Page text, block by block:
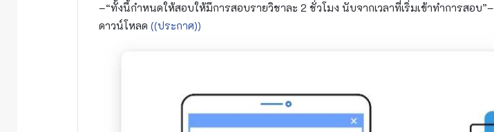
–“ทั้งนี้กำหนดให้สอบให้มีการสอบรายวิชาละ 2 ชั่วโมง นับจากเวลาที่เริ่มเข้าทำการสอบ”–
ดาวน์โหลด ((ประกาศ))